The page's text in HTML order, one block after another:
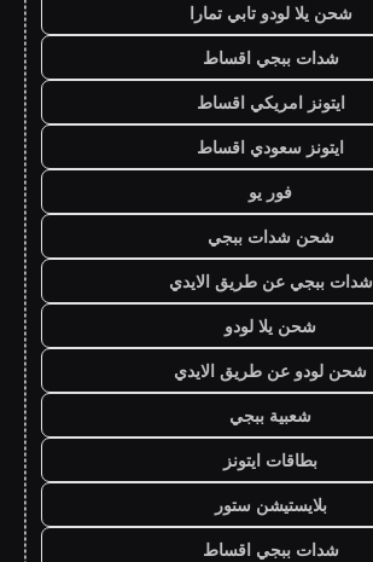
شحن يلا لودو تابي تمارا
شدات ببجي اقساط
ايتونز امريكي اقساط
ايتونز سعودي اقساط
فور يو
شحن شدات ببجي
شدات ببجي عن طريق الايدي
شحن يلا لودو
شحن لودو عن طريق الايدي
شعبية ببجي
بطاقات ايتونز
بلايستيشن ستور
شدات ببجي اقساط